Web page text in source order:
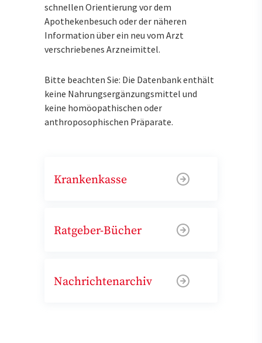
schnellen Orientierung vor dem
Apothekenbesuch oder der näheren
Information über ein neu vom Arzt
verschriebenes Arzneimittel.
Bitte beachten Sie: Die Datenbank enthält
keine Nahrungsergänzungsmittel und
keine homöopathischen oder
anthroposophischen Präparate.
Krankenkasse
Ratgeber-Bücher
Nachrichtenarchiv